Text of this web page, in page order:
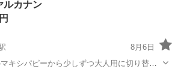
するために購入していました。 保護した子猫
...
ルカナン
8月6日
キシパピーから少しずつ大人用に切り替え